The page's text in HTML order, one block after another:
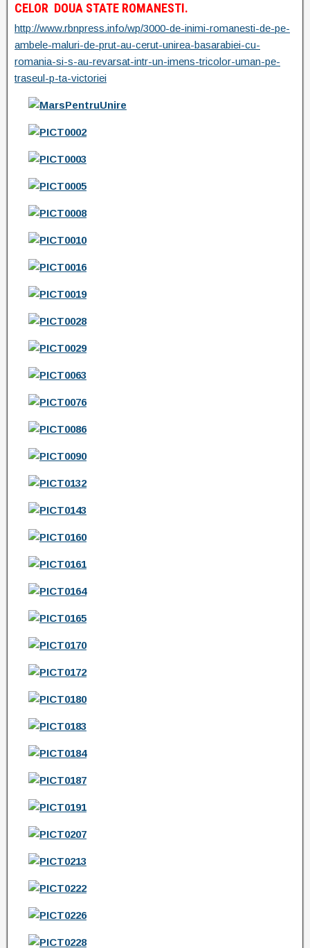
CELOR DOUA STATE ROMANESTI.
http://www.rbnpress.info/wp/3000-de-inimi-romanesti-de-pe-
ambele-maluri-de-prut-au-cerut-unirea-basarabiei-cu-
romania-si-s-au-revarsat-intr-un-imens-tricolor-uman-pe-
traseul-p-ta-victoriei